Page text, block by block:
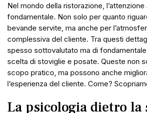
Nel mondo della ristorazione,
fondamentale. Non solo per quanto
bevande servite, ma anche per
complessiva del cliente. Tra questi
spesso sottovalutato ma di
scelta di stoviglie e posate. Queste non
scopo pratico, ma possono anche
l’esperienza del cliente. Come?
La psicologia dietro la